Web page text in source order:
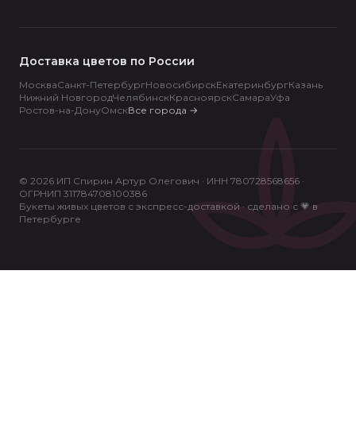
Доставка цветов по России
МоскваСанкт-ПетербургНовосибирскЕкатеринбургКазань
Нижний НовгородЧелябинскКрасноярскСамараУфа
Ростов-на-ДонуОмскВсе города →
© 2026 ИП Спирин Артур Олегович · ИНН 780728568656 ·
ОГРНИП 311784708100386
Букеты живых цветов с экспресс-доставкой · сделано с 💗 в
Петербурге